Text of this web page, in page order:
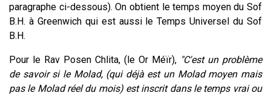
paragraphe ci-dessous). On obtient le temps moyen du Sof
B.H. à Greenwich qui est aussi le Temps Universel du Sof
B.H.
Pour le Rav Posen Chlita, (le Or Méïr), "C'est un problème
de savoir si le Molad, (qui déjà est un Molad moyen mais
pas le Molad réel du mois) est inscrit dans le temps vrai ou